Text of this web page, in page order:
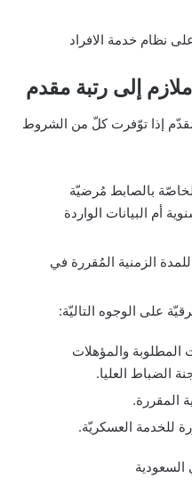
نظام خدمة الافراد
إلى رتبة مقدم
مُقدّم إذا توّفرت كلّ من الشروط
بالصابط مُرضيّة
أم البيانات الواردة
الزمنية المُقررة في
على الوجوه التاليّة:
والمؤهلات
الضباط العليا.
المقررة.
للخدمة العسكريّة.